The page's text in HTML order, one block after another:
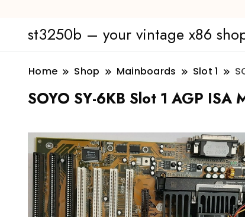
st3250b – your vintage x86
Home Shop Mainboards Slot 1
SOYO SY-6KB Slot 1 AGP